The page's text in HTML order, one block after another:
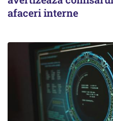
afaceri interne